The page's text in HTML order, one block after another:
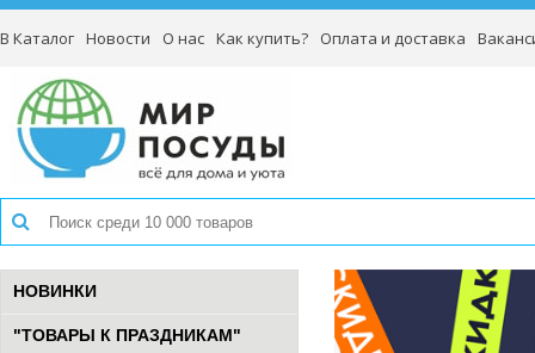
В Каталог Новости О нас Как купить? Оплата и доставка
НОВИНКИ
"ТОВАРЫ К ПРАЗДНИКАМ"